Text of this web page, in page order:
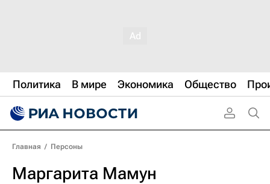
Политика В мире Экономика Общество
Главная / Персоны
Маргарита Мамун